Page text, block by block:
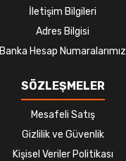
İletişim Bilgileri
Adres Bilgisi
Banka Hesap Numaralarımız
SÖZLEŞMELER
Mesafeli Satış
Gizlilik ve Güvenlik
Kişisel Veriler Politikası